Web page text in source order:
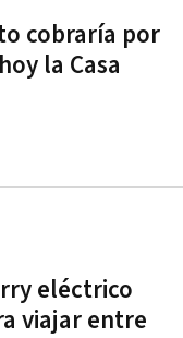
cobraría por
la Casa
eléctrico
viajar entre